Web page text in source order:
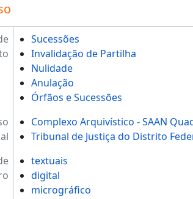
Sucessões
Invalidação de Partilha
Nulidade
Anulação
Órfãos e Sucessões
Complexo Arquivístico - SAAN
Tribunal de Justiça do Distrito
textuais
digital
micrográfico